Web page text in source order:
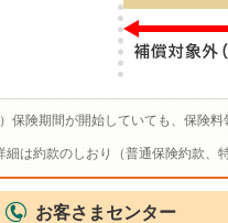
保険期間が開始していても、保険料
細は約款のしおり（普通保険約款、
お客さまセンター